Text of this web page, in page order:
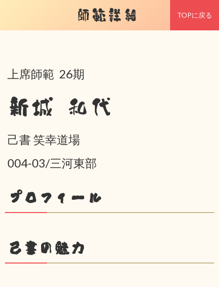
師範詳細 TOPに戻る
上席師範 26期
新城 和代
己書 笑幸道場
004-03/三河東部
プロフィール
己書の魅力